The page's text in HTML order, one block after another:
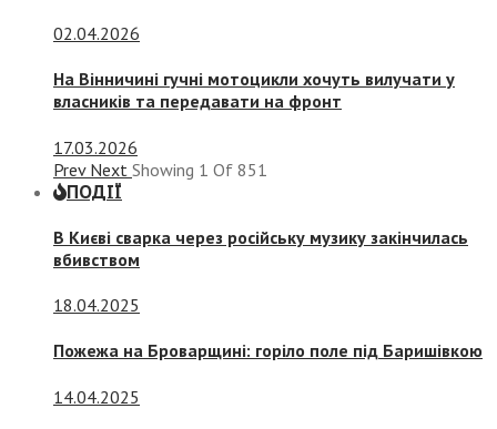
02.04.2026
На Вінничині гучні мотоцикли хочуть вилучати у
власників та передавати на фронт
17.03.2026
Prev Next Showing 1 Of 851
ПОДІЇ
В Києві сварка через російську музику закінчилась
вбивством
18.04.2025
Пожежа на Броварщині: горіло поле під Баришівкою
14.04.2025